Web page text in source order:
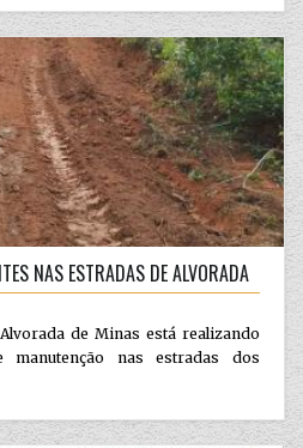
NAS ESTRADAS DE ALVORADA
de Minas está realizando
nas estradas dos